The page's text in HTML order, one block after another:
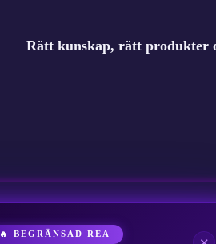
Rätt kunskap, rätt produkter
🔥 BEGRÄNSAD REA